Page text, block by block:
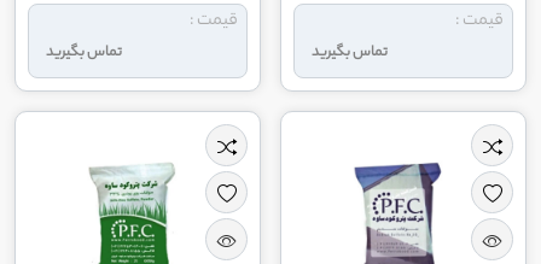
تماس بگیرید
قیمت :
تماس بگیرید
قیمت :